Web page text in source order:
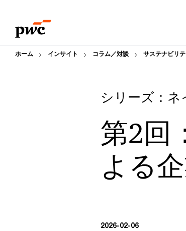
content
footer
ホーム インサイト コラム／対談 サステナビリ
シリーズ：
第2回
よる
2026-02-06